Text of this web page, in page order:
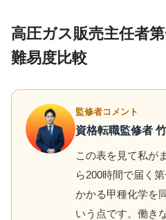
高圧ガス販売主任者
難易度比較
監修者コメント
資格転職監修者
この表を見て私が
ら200時間で届く
かかる甲種化学を
いう点です。働き